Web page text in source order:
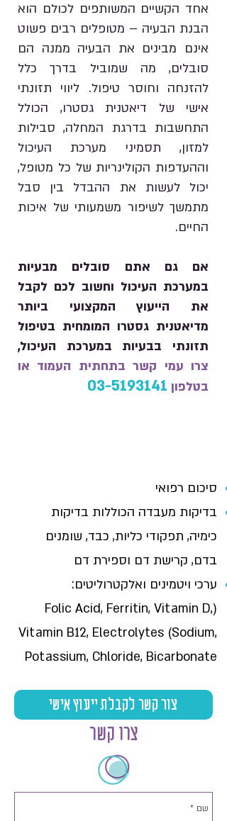
אחד הקשיים המשותפים לכולם הוא
הבנת הבעיה – מטופלים רבים פשוט
אינם מבינים את הבעיה ממנה הם
סובלים, מה שמוביל בדרך כלל
להזנחה וחוסר טיפול. ליווי תזונתי
אישי של דיאטנית גסטרו, הכולל
התחשבות בדרגת המחלה, סבילות
למזון, תסמיני מערכת העיכול
וההעדפות הקולינריות של כל מטופל,
יכול לעשות את ההבדל בין סבל
מתמשך לשיפור משמעותי של איכות
החיים.
אם גם אתם סובלים מבעיות
במערכת העיכול וחשוב לכם לקבל
את הייעוץ המקצועי ביותר
מדיאטנית גסטרו המומחית בטיפול
תזונתי בבעיות במערכת העיכול,
צרו עמי קשר בתחתית העמוד או
בטלפון 03-5193141
סיכום רפואי
בדיקות מעבדה הכוללות בדיקות
כימיה, תפקודי כליות, כבד, שומנים
בדם, קרישת דם וספירת דם
ערכי ויטמינים ואלקטרוליטים:
(Folic Acid, Ferritin, Vitamin D,
Vitamin B12, Electrolytes (Sodium,
Potassium, Chloride, Bicarbonate
צור קשר לקבלת ייעוץ אישי
צרו קשר